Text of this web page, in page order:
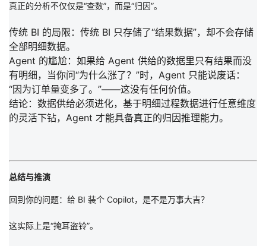
真正的分析不仅仅是“查数”，而是“归因”。
传统 BI 的局限： 传统 BI 只存储了“结果数据”，却不会存储
全部明细数据。
Agent 的尴尬： 如果给 Agent 供给的数据里只有结果而没
有明细，当你问“为什么涨了？”时，Agent 只能说废话：
“因为订单量变多了。”——这没有任何价值。
结论： 数据供给必须进化，基于明细过程数据进行任意维度
的灵活下钻，Agent 才能具备真正的归因推理能力。
总结与推演
回到你的问题： 给 BI 装个 Copilot，是不是万事大吉？
这实际上是“掩耳盗铃”。